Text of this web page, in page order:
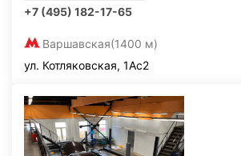
+7 (495) 182-17-65
Варшавская(1400 м)
ул. Котляковская, 1Ас2